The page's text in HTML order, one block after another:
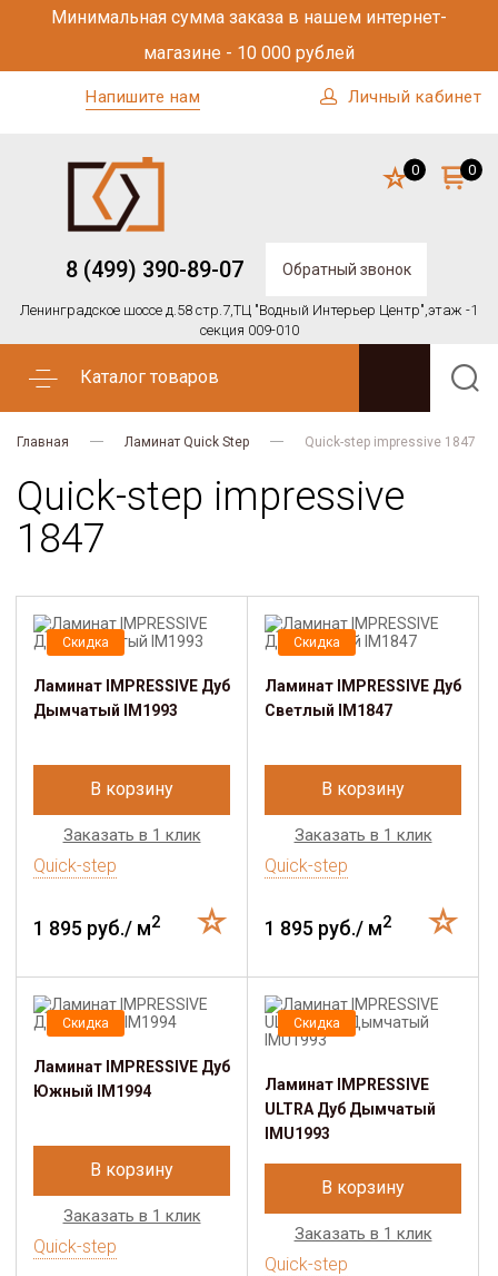
Минимальная сумма заказа в нашем интернет-
магазине - 10 000 рублей
Напишите нам Личный кабинет
8 (499) 390-89-07 Обратный звонок
Ленинградское шоссе д.58 стр.7,ТЦ "Водный Интерьер Центр",этаж -1
секция 009-010
0 0
Каталог товаров
Главная Ламинат Quick Step Quick-step impressive 1847
Quick-step impressive
1847
Скидка
Ламинат IMPRESSIVE Дуб
Дымчатый IM1993
В корзину
Заказать в 1 клик
Quick-step
1 895 руб./ м2
Скидка
Ламинат IMPRESSIVE Дуб
Светлый IM1847
В корзину
Заказать в 1 клик
Quick-step
1 895 руб./ м2
Скидка
Ламинат IMPRESSIVE Дуб
Южный IM1994
В корзину
Заказать в 1 клик
Quick-step
Скидка
Ламинат IMPRESSIVE
ULTRA Дуб Дымчатый
IMU1993
В корзину
Заказать в 1 клик
Quick-step